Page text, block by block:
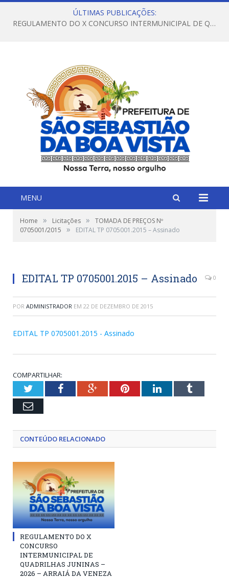
ÚLTIMAS PUBLICAÇÕES:
REGULAMENTO DO X CONCURSO INTERMUNICIPAL DE QUADRILHAS JUNINAS – 2026 – ARRAIÁ DA VENEZA
MENU
Home » Licitações »
TOMADA DE PREÇOS Nº
0705001/2015
» EDITAL TP 0705001.2015 – Assinado
EDITAL TP 0705001.2015 – Assinado 0
POR ADMINISTRADOR EM 22 DE DEZEMBRO DE 2015
EDITAL TP 0705001.2015 - Assinado
COMPARTILHAR:
TwitterFacebookGoogle+PinterestLinkedInTumblr
Email
CONTEÚDO RELACIONADO
REGULAMENTO DO X
CONCURSO
INTERMUNICIPAL DE
QUADRILHAS JUNINAS –
2026 – ARRAIÁ DA VENEZA